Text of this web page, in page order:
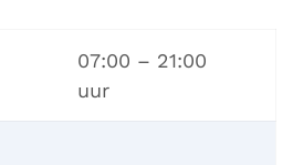
07:00 – 21:00
uur